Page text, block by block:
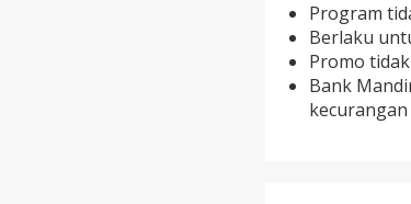
Program
Berlaku
Promo
Bank